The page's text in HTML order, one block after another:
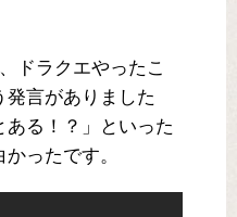
ドラクエやったこ
発言がありました
る！？」といった
ったです。